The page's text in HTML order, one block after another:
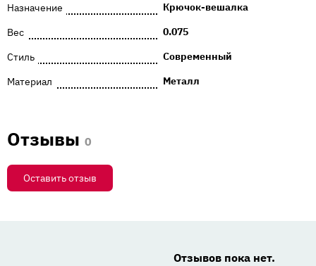
Назначение
Крючок-вешалка
Вес
0.075
Стиль
Современный
Материал
Металл
Отзывы 0
Оставить отзыв
Отзывов пока нет.